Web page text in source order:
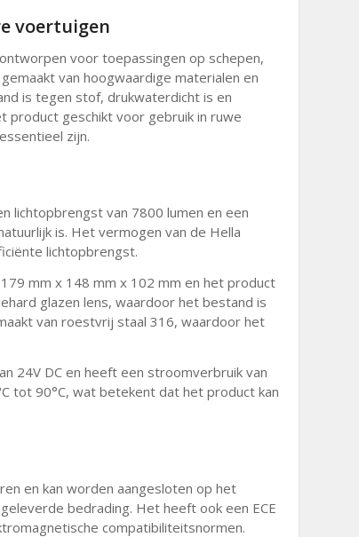
voertuigen
voor toepassingen op schepen,
van hoogwaardige materialen en
is tegen stof, drukwaterdicht is en
product geschikt voor gebruik in ruwe
zijn.
lichtopbrengst van 7800 lumen en een
is. Het vermogen van de Hella
lichtopbrengst.
mm x 148 mm x 102 mm en het product
glazen lens, waardoor het bestand is
van roestvrij staal 316, waardoor het
24V DC en heeft een stroomverbruik van
tot 90°C, wat betekent dat het product kan
en kan worden aangesloten op het
bedrading. Het heeft ook een ECE
compatibiliteitsnormen.